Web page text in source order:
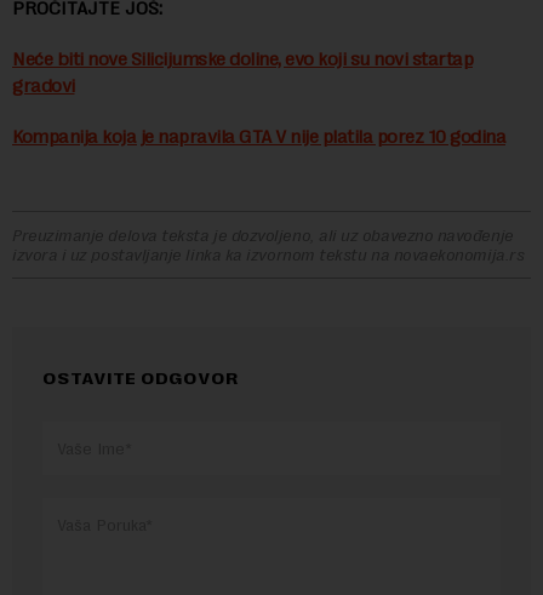
PROČITAJTE JOŠ:
Neće biti nove Silicijumske doline, evo koji su novi startap
gradovi
Kompanija koja je napravila GTA V nije platila porez 10 godina
Preuzimanje delova teksta je dozvoljeno, ali uz obavezno navođenje
izvora i uz postavljanje linka ka izvornom tekstu na novaekonomija.rs
OSTAVITE ODGOVOR